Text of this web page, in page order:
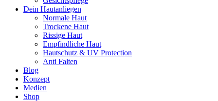
Dein Hautanliegen
Normale Haut
Trockene Haut
Rissige Haut
Empfindliche Haut
Hautschutz & UV Protection
Anti Falten
Blog
Konzept
Medien
Shop